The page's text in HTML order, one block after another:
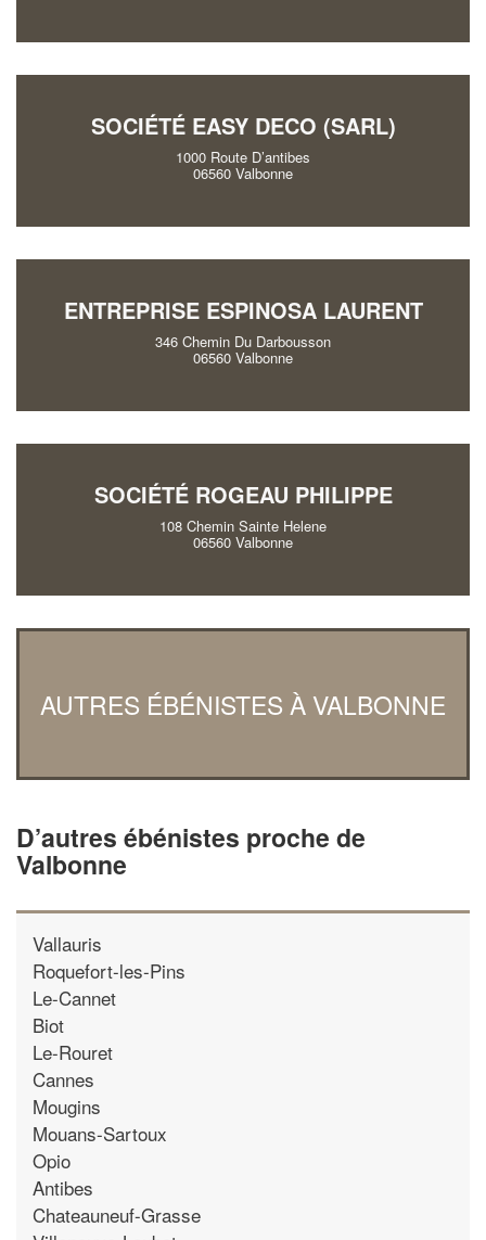
SOCIÉTÉ EASY DECO (SARL)
1000 Route D’antibes
06560 Valbonne
ENTREPRISE ESPINOSA LAURENT
346 Chemin Du Darbousson
06560 Valbonne
SOCIÉTÉ ROGEAU PHILIPPE
108 Chemin Sainte Helene
06560 Valbonne
AUTRES ÉBÉNISTES À VALBONNE
D’autres ébénistes proche de
Valbonne
Vallauris
Roquefort-les-Pins
Le-Cannet
Biot
Le-Rouret
Cannes
Mougins
Mouans-Sartoux
Opio
Antibes
Chateauneuf-Grasse